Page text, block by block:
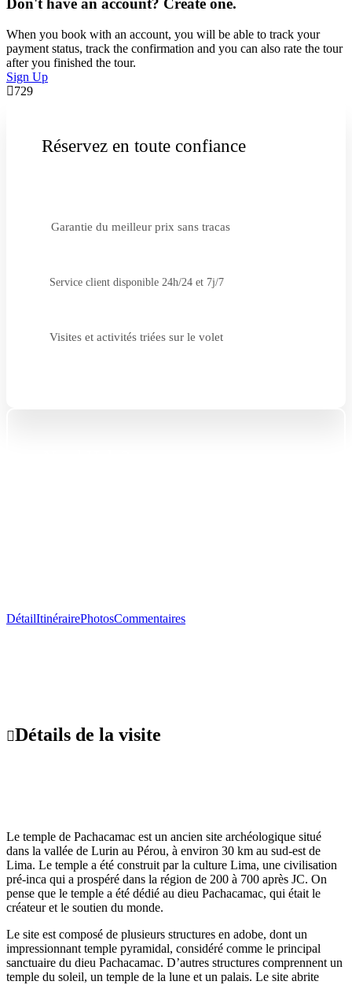
Don't have an account? Create one.
When you book with an account, you will be able to track your
payment status, track the confirmation and you can also rate the tour
after you finished the tour.
Sign Up
729
Réservez en toute confiance
Garantie du meilleur prix sans tracas
Service client disponible 24h/24 et 7j/7
Visites et activités triées sur le volet
DétailItinérairePhotosCommentaires
Détails de la visite
Le temple de Pachacamac est un ancien site archéologique situé
dans la vallée de Lurin au Pérou, à environ 30 km au sud-est de
Lima. Le temple a été construit par la culture Lima, une civilisation
pré-inca qui a prospéré dans la région de 200 à 700 après JC. On
pense que le temple a été dédié au dieu Pachacamac, qui était le
créateur et le soutien du monde.
Le site est composé de plusieurs structures en adobe, dont un
impressionnant temple pyramidal, considéré comme le principal
sanctuaire du dieu Pachacamac. D’autres structures comprennent un
temple du soleil, un temple de la lune et un palais. Le site abrite